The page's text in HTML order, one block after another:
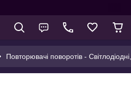
Повторювачі поворотів -